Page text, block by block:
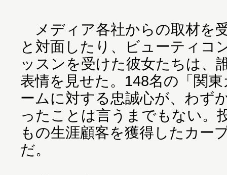
メディア各社からの取材を
と対面したり、ビューティコ
ッスンを受けた彼女たちは、
表情を見せた。148名の「関
ームに対する忠誠心が、わず
ったことは言うまでもない。
もの生涯顧客を獲得したカー
だ。